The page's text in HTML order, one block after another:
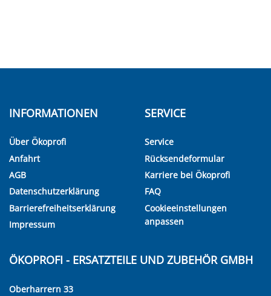
INFORMATIONEN
Über Ökoprofi
Anfahrt
AGB
Datenschutzerklärung
Barrierefreiheitserklärung
Impressum
SERVICE
Service
Rücksendeformular
Karriere bei Ökoprofi
FAQ
Cookieeinstellungen
anpassen
ÖKOPROFI - ERSATZTEILE UND ZUBEHÖR GMBH
Oberharrern 33